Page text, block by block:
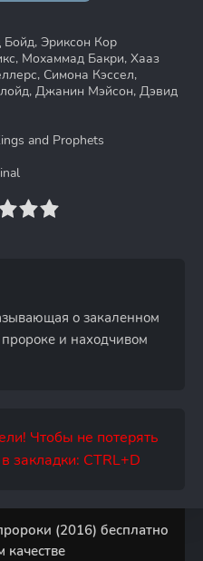
Эриксон Кор
Мохаммад Бакри, Хааз
Симона Кэссел,
Джанин Мэйсон, Дэвид
and Prophets
о закаленном
и находчивом
Чтобы не потерять
закладки: CTRL+D
(2016) бесплатно
качестве